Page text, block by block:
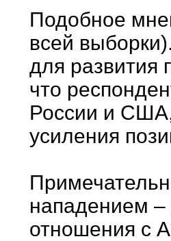
Подобное
всей
для развития
что
России и США,
усиления
нападением –
отношения с